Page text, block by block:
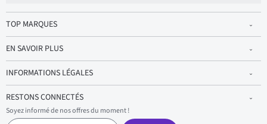
TOP MARQUES
EN SAVOIR PLUS
INFORMATIONS LÉGALES
RESTONS CONNECTÉS
Soyez informé de nos offres du moment !